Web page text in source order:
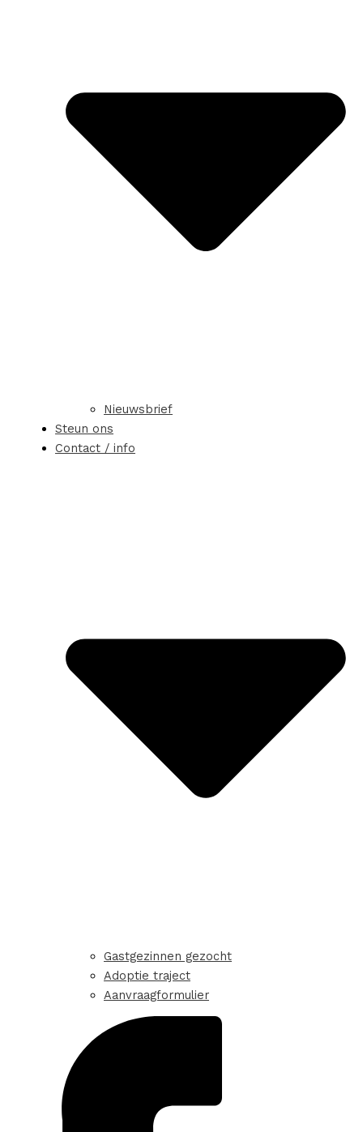
Nieuwsbrief
Steun ons
Contact / info
Gastgezinnen gezocht
Adoptie traject
Aanvraagformulier